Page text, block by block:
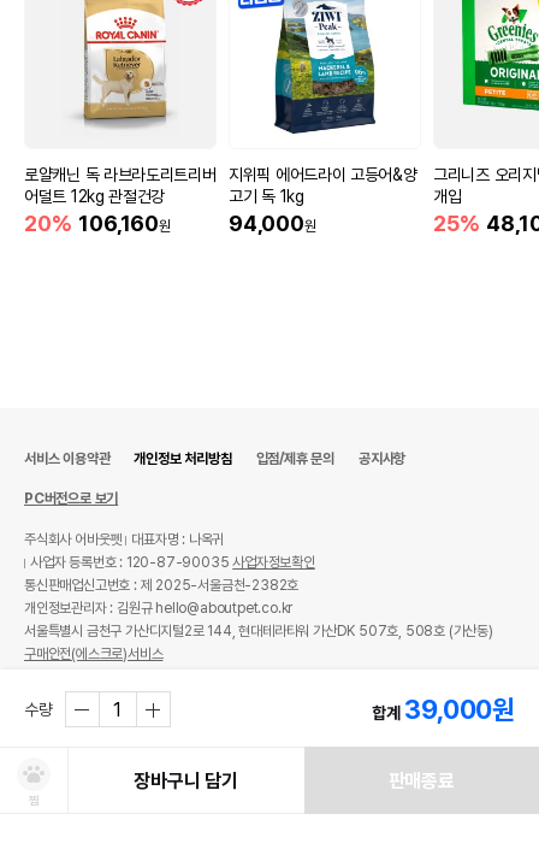
로얄캐닌 독 라브라도리트리버
어덜트 12kg 관절건강
20% 106,160원
지위픽 에어드라이 고등어&양
고기 독 1kg
94,000원
그리니즈 오리
개입
25%
수량 합계 39,000원
찜
장바구니 담기 판매종료
서비스 이용약관 개인정보 처리방침 입점/제휴 문의 공지사항
PC버전으로 보기
주식회사 어바웃펫
대표자명 : 나옥귀
사업자 등록번호 : 120-87-90035사업자정보확인
통신판매업신고번호 : 제 2025-서울금천-2382호
개인정보관리자 : 김원규 hello@aboutpet.co.kr
서울특별시 금천구 가산디지털2로 144, 현대테라타워 가산DK 507호, 508호 (가산동)
구매안전(에스크로)서비스